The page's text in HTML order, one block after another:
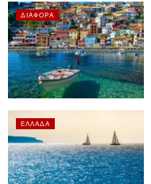
ΔΙΆΦΟΡΑ
ΕΛΛΆΔΑ